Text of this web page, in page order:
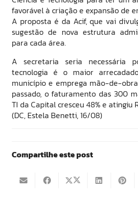
favorável à criação e expansão de
A proposta é da Acif, que vai
sugestão de nova estrutura
para cada área.
A secretaria seria necessária
tecnologia é o maior
município e emprega mão-de-
passado, o faturamento das 300
TI da Capital cresceu 48% e atingiu
(DC, Estela Benetti, 16/08)
Compartilhe este post